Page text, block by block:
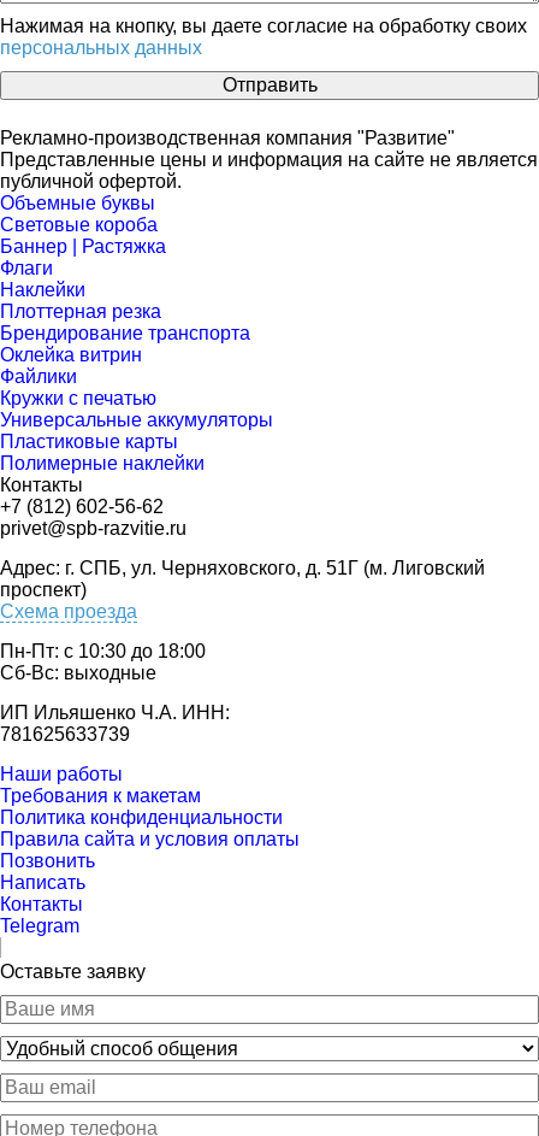
Нажимая на кнопку, вы даете согласие на обработку своих
персональных данных
Отправить
Рекламно-производственная компания "Развитие"
Представленные цены и информация на сайте не является
публичной офертой.
Объемные буквы
Световые короба
Баннер | Растяжка
Флаги
Наклейки
Плоттерная резка
Брендирование транспорта
Оклейка витрин
Файлики
Кружки с печатью
Универсальные аккумуляторы
Пластиковые карты
Полимерные наклейки
Контакты
+7 (812) 602-56-62
privet@spb-razvitie.ru
Адрес: г. СПБ, ул. Черняховского, д. 51Г (м. Лиговский
проспект)
Схема проезда
Пн-Пт: с 10:30 до 18:00
Cб-Вс: выходные
ИП Ильяшенко Ч.А. ИНН:
781625633739
Наши работы
Требования к макетам
Политика конфиденциальности
Правила сайта и условия оплаты
Позвонить
Написать
Контакты
Telegram
Оставьте заявку